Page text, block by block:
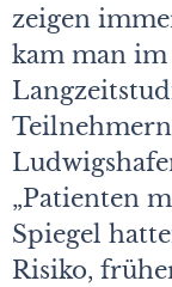
zeigen
kam man
„Patienten
Spiegel
Risiko,